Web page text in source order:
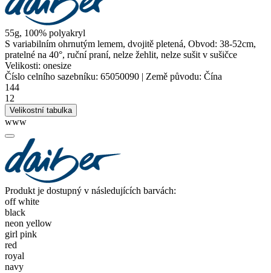
55g, 100% polyakryl
S variabilním ohrnutým lemem, dvojitě pletená, Obvod: 38-52cm,
pratelné na 40°, ruční praní, nelze žehlit, nelze sušit v sušičce
Velikosti: onesize
Číslo celního sazebníku: 65050090 | Země původu: Čína
144
12
Velikostní tabulka
www
Produkt je dostupný v následujících barvách:
off white
black
neon yellow
girl pink
red
royal
navy